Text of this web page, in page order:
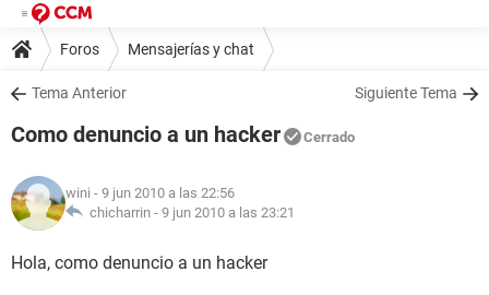
Foros Mensajerías y chat
Tema Anterior Siguiente Tema
Como denuncio a un hacker Cerrado
wini - 9 jun 2010 a las 22:56
chicharrin - 9 jun 2010 a las 23:21
Hola, como denuncio a un hacker